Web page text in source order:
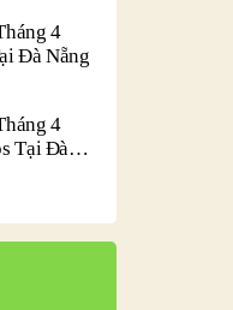
4
Đà Nẵng
4
Tại Đà